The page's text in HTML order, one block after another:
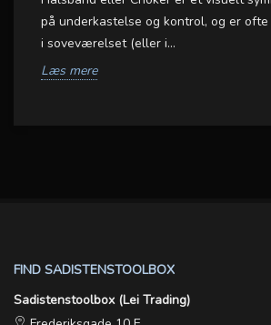
på underkastelse og kontrol, og er
i soveværelset (eller i...
Læs mere
FIND SADISTENSTOOLBOX
Sadistenstoolbox (Lei Trading)